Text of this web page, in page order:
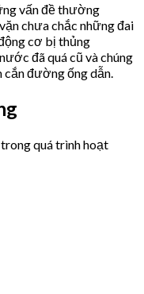
vấn đề thường
chưa chắc những đai
cơ bị thủng
đã quá cũ và chúng
cắn đường ống dẫn.
quá trình hoạt